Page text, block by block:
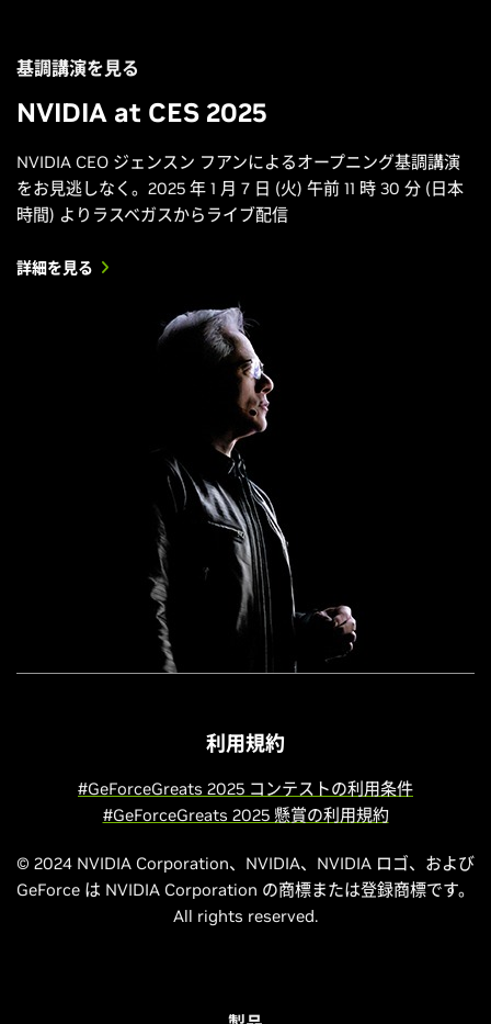
基調講演を見る
NVIDIA at CES 2025
NVIDIA CEO ジェンスン フアンによるオープニング基調講演
をお見逃しなく。2025 年 1 月 7 日 (火) 午前 11 時 30 分 (日本
時間) よりラスベガスからライブ配信
詳細を見る
利用規約
#GeForceGreats 2025 コンテストの利用条件
#GeForceGreats 2025 懸賞の利用規約
© 2024 NVIDIA Corporation、NVIDIA、NVIDIA ロゴ、および
GeForce は NVIDIA Corporation の商標または登録商標です。
All rights reserved.